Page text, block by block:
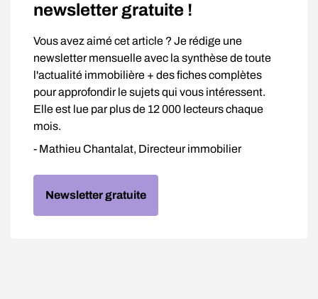
newsletter gratuite !
Vous avez aimé cet article ? Je rédige une
newsletter mensuelle avec la synthèse de toute
l'actualité immobilière + des fiches complètes
pour approfondir le sujets qui vous intéressent.
Elle est lue par plus de 12 000 lecteurs chaque
mois.
- Mathieu Chantalat, Directeur immobilier
Newsletter gratuite